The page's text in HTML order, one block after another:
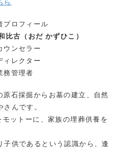
ら
プロフィール
比古（おだ かずひこ）
ウンセラー
ィレクター
務管理者
原石採掘からお墓の建立、自然
んです。
モットーに、家族の埋葬供養を
子供であるという認識から、逢